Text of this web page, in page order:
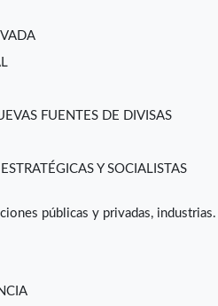
FUENTES DE DIVISAS
Y SOCIALISTAS
públicas y privadas, industrias.